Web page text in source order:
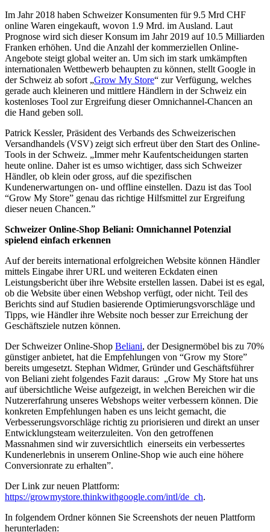
Im Jahr 2018 haben Schweizer Konsumenten für 9.5 Mrd CHF
online Waren eingekauft, wovon 1.9 Mrd. im Ausland. Laut
Prognose wird sich dieser Konsum im Jahr 2019 auf 10.5 Milliarden
Franken erhöhen. Und die Anzahl der kommerziellen Online-
Angebote steigt global weiter an. Um sich im stark umkämpften
internationalen Wettbewerb behaupten zu können, stellt Google in
der Schweiz ab sofort „Grow My Store“ zur Verfügung, welches
gerade auch kleineren und mittlere Händlern in der Schweiz ein
kostenloses Tool zur Ergreifung dieser Omnichannel-Chancen an
die Hand geben soll.
Patrick Kessler, Präsident des Verbands des Schweizerischen
Versandhandels (VSV) zeigt sich erfreut über den Start des Online-
Tools in der Schweiz. „Immer mehr Kaufentscheidungen starten
heute online. Daher ist es umso wichtiger, dass sich Schweizer
Händler, ob klein oder gross, auf die spezifischen
Kundenerwartungen on- und offline einstellen. Dazu ist das Tool
“Grow My Store” genau das richtige Hilfsmittel zur Ergreifung
dieser neuen Chancen.”
Schweizer Online-Shop Beliani: Omnichannel Potenzial
spielend einfach erkennen
Auf der bereits international erfolgreichen Website können Händler
mittels Eingabe ihrer URL und weiteren Eckdaten einen
Leistungsbericht über ihre Website erstellen lassen. Dabei ist es egal,
ob die Website über einen Webshop verfügt, oder nicht. Teil des
Berichts sind auf Studien basierende Optimierungsvorschläge und
Tipps, wie Händler ihre Website noch besser zur Erreichung der
Geschäftsziele nutzen können.
Der Schweizer Online-Shop Beliani, der Designermöbel bis zu 70%
günstiger anbietet, hat die Empfehlungen von “Grow my Store”
bereits umgesetzt. Stephan Widmer, Gründer und Geschäftsführer
von Beliani zieht folgendes Fazit daraus: „Grow My Store hat uns
auf übersichtliche Weise aufgezeigt, in welchen Bereichen wir die
Nutzererfahrung unseres Webshops weiter verbessern können. Die
konkreten Empfehlungen haben es uns leicht gemacht, die
Verbesserungsvorschläge richtig zu priorisieren und direkt an unser
Entwicklungsteam weiterzuleiten. Von den getroffenen
Massnahmen sind wir zuversichtlich einerseits ein verbessertes
Kundenerlebnis in unserem Online-Shop wie auch eine höhere
Conversionrate zu erhalten”.
Der Link zur neuen Plattform:
https://growmystore.thinkwithgoogle.com/intl/de_ch.
In folgendem Ordner können Sie Screenshots der neuen Plattform
herunterladen: